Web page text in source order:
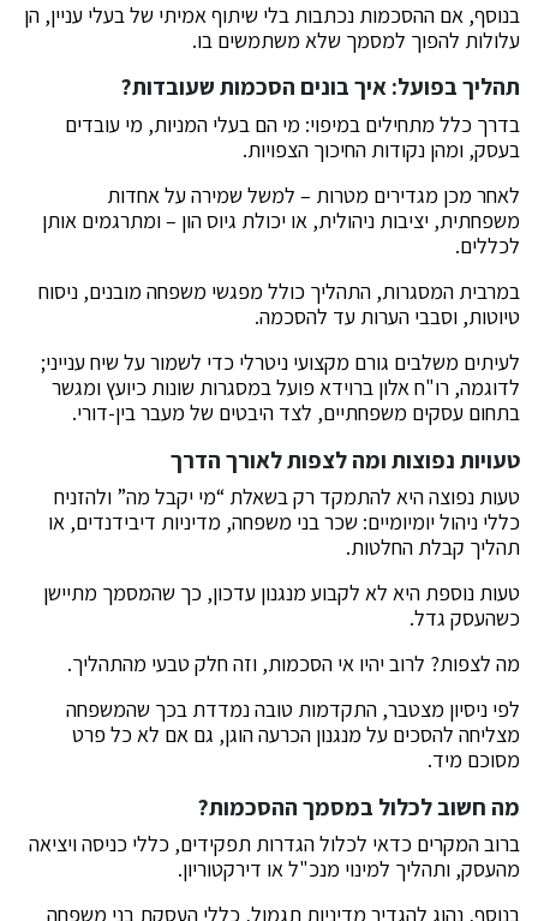
בנוסף, אם ההסכמות נכתבות בלי שיתוף אמיתי של בעלי עניין, הן
עלולות להפוך למסמך שלא משתמשים בו.
תהליך בפועל: איך בונים הסכמות שעובדות?
בדרך כלל מתחילים במיפוי: מי הם בעלי המניות, מי עובדים
בעסק, ומהן נקודות החיכוך הצפויות.
לאחר מכן מגדירים מטרות – למשל שמירה על אחדות
משפחתית, יציבות ניהולית, או יכולת גיוס הון – ומתרגמים אותן
לכללים.
במרבית המסגרות, התהליך כולל מפגשי משפחה מובנים, ניסוח
טיוטות, וסבבי הערות עד להסכמה.
לעיתים משלבים גורם מקצועי ניטרלי כדי לשמור על שיח ענייני;
לדוגמה, רו"ח אלון ברוידא פועל במסגרות שונות כיועץ ומגשר
בתחום עסקים משפחתיים, לצד היבטים של מעבר בין-דורי.
טעויות נפוצות ומה לצפות לאורך הדרך
טעות נפוצה היא להתמקד רק בשאלת “מי יקבל מה” ולהזניח
כללי ניהול יומיומיים: שכר בני משפחה, מדיניות דיבידנדים, או
תהליך קבלת החלטות.
טעות נוספת היא לא לקבוע מנגנון עדכון, כך שהמסמך מתיישן
כשהעסק גדל.
מה לצפות? לרוב יהיו אי הסכמות, וזה חלק טבעי מהתהליך.
לפי ניסיון מצטבר, התקדמות טובה נמדדת בכך שהמשפחה
מצליחה להסכים על מנגנון הכרעה הוגן, גם אם לא כל פרט
מסוכם מיד.
מה חשוב לכלול במסמך ההסכמות?
ברוב המקרים כדאי לכלול הגדרות תפקידים, כללי כניסה ויציאה
מהעסק, ותהליך למינוי מנכ"ל או דירקטוריון.
בנוסף, נהוג להגדיר מדיניות תגמול, כללי העסקת בני משפחה